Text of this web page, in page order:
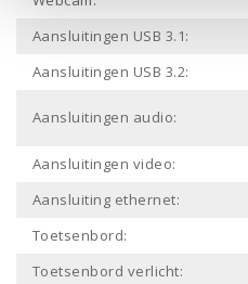
Aansluitingen USB 3.1:
Aansluitingen USB 3.2:
Aansluitingen audio:
Aansluitingen video:
Aansluiting ethernet:
Toetsenbord:
Toetsenbord verlicht: